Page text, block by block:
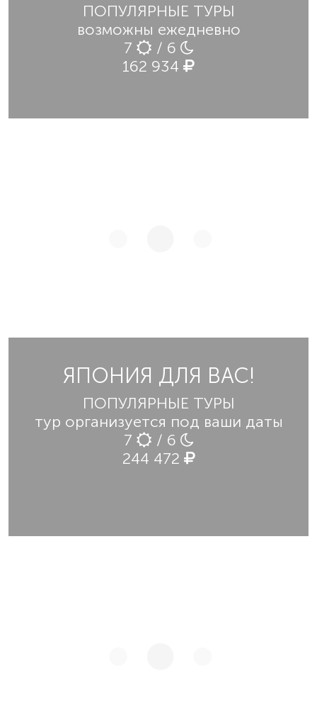
ПОПУЛЯРНЫЕ ТУРЫ
возможны ежедневно
7
/ 6
162 934
ЯПОНИЯ ДЛЯ ВАС!
ПОПУЛЯРНЫЕ ТУРЫ
тур организуется под ваши даты
7
/ 6
244 472